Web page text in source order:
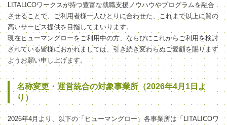
LITALICOワークスが持つ豊富な就職支援ノウハウやプログラムを融合
させることで、ご利用者様一人ひとりに合わせた、これまで以上に質の
高いサービス提供を目指してまいります。
現在ヒューマングローをご利用中の方、ならびにこれからご利用を検討
されている皆様におかれましては、引き続き変わらぬご愛顧を賜ります
ようお願い申し上げます。
名称変更・運営統合の対象事業所（2026年4月1日よ
り）
2026年4月より、以下の「ヒューマングロー」各事業所は「LITALICOワ